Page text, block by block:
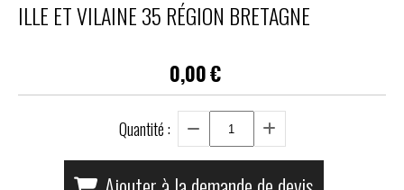
ILLE ET VILAINE 35 RÉGION BRETAGNE
0,00€
Quantité :